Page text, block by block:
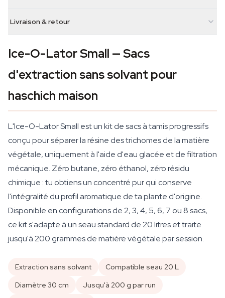
Livraison & retour
Ice-O-Lator Small — Sacs
d'extraction sans solvant pour
haschich maison
L'Ice-O-Lator Small est un kit de sacs à tamis progressifs
conçu pour séparer la résine des trichomes de la matière
végétale, uniquement à l'aide d'eau glacée et de filtration
mécanique. Zéro butane, zéro éthanol, zéro résidu
chimique : tu obtiens un concentré pur qui conserve
l'intégralité du profil aromatique de ta plante d'origine.
Disponible en configurations de 2, 3, 4, 5, 6, 7 ou 8 sacs,
ce kit s'adapte à un seau standard de 20 litres et traite
jusqu'à 200 grammes de matière végétale par session.
Extraction sans solvant
Compatible seau 20 L
Diamètre 30 cm
Jusqu'à 200 g par run